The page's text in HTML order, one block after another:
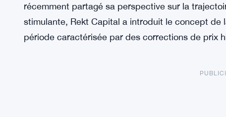
récemment partagé sa perspective sur la
stimulante, Rekt Capital a introduit le concept de
période caractérisée par des corrections de prix